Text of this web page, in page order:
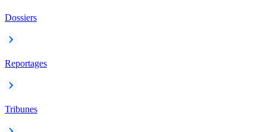
Dossiers
Reportages
Tribunes